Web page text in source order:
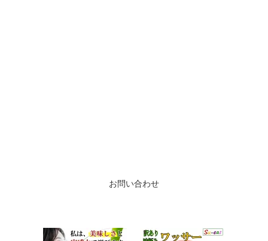
お問い合わせ